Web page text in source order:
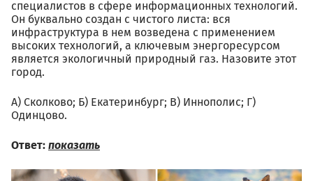
специалистов в сфере информационных технологий.
Он буквально создан с чистого листа: вся
инфраструктура в нем возведена с применением
высоких технологий, а ключевым энергоресурсом
является экологичный природный газ. Назовите этот
город.
А) Сколково; Б) Екатеринбург; В) Иннополис; Г)
Одинцово.
Ответ: показать